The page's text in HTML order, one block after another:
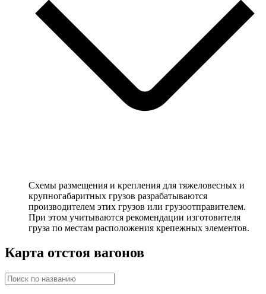
Схемы размещения и крепления для тяжеловесных и
крупногабаритных грузов разрабатываются
производителем этих грузов или грузоотправителем.
При этом учитываются рекомендации изготовителя
груза по местам расположения крепежных элементов.
Карта отстоя вагонов